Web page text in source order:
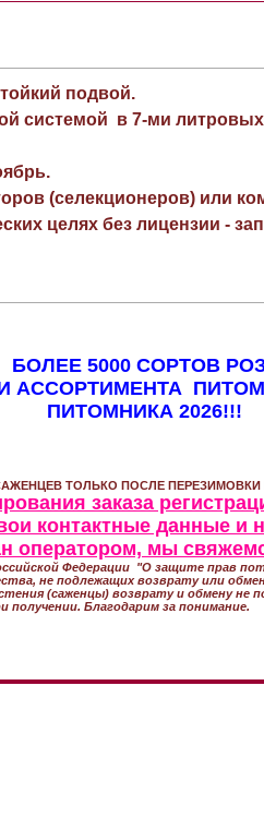
подвой.
системой в 7-ми литровых
(селекционеров) или
целях без лицензии -
БОЛЕЕ 5000 СОРТОВ
АССОРТИМЕНТА
ПИТОМНИКА 2026!!!
ТОЛЬКО ПОСЛЕ
заказа
контактные данные и
оператором, мы
Федерации "О защите прав
не подлежащих возврату или
(саженцы) возврату и обмену не
получении. Благодарим за понимание.